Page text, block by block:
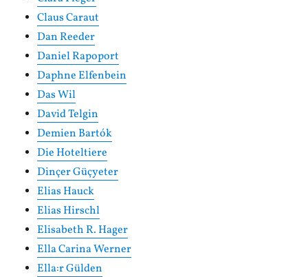
Claus Caraut
Dan Reeder
Daniel Rapoport
Daphne Elfenbein
Das Wil
David Telgin
Demien Bartók
Die Hoteltiere
Dinçer Güçyeter
Elias Hauck
Elias Hirschl
Elisabeth R. Hager
Ella Carina Werner
Ella:r Gülden